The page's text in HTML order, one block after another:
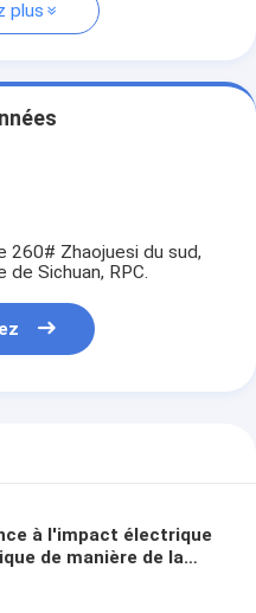
plus
260# Zhaojuesi du sud,
Sichuan, RPC.
à l'impact électrique
de manière de la